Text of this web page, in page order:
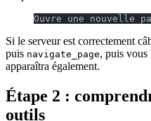
Ouvre une nouvelle
Si le serveur est correctement
puis navigate_page, puis
apparaîtra également.
Étape 2 :
outils